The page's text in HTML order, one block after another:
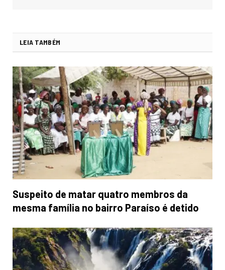
LEIA TAMBÉM
Suspeito de matar quatro membros da
mesma família no bairro Paraíso é detido